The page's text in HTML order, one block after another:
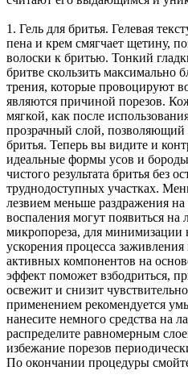
1. Гель для бритья. Гелевая
пена и крем смягчает щетину,
волоски к бритью. Тонкий
бритве скользить максимально
трения, которые провоцируют
являются причиной порезов.
мягкой, как после
прозрачный слой, позволяющий
бритья. Теперь вы видите и
идеальные формы усов и
чистого результата бритья без
труднодоступных участках.
лезвием меньше раздражения
воспаления могут появиться на
микропореза, для
ускорения процесса
активных компонентов на
эффект поможет взбодриться,
освежит и снизит
применением рекомендуется
нанесите немного средства на
распределите равномерным
избежание порезов
По окончании процедуры